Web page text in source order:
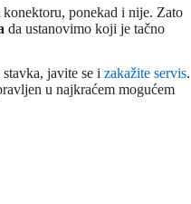
ponekad i nije. Zato
da ustanovimo koji je tačno
javite se i zakažite servis.
u najkraćem mogućem